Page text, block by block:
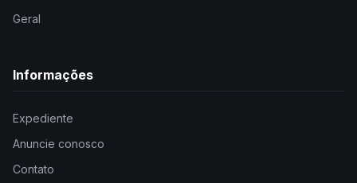
Geral
Informações
Expediente
Anuncie conosco
Contato